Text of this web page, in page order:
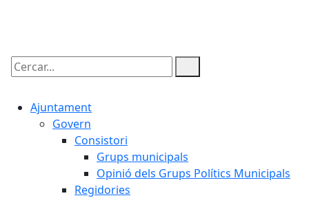
Cercar:
Ajuntament
Govern
Consistori
Grups municipals
Opinió dels Grups Polítics Municipals
Regidories